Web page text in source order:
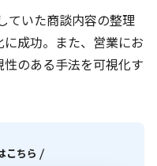
ていた商談内容の整理
成功。また、営業にお
のある手法を可視化す
こちら